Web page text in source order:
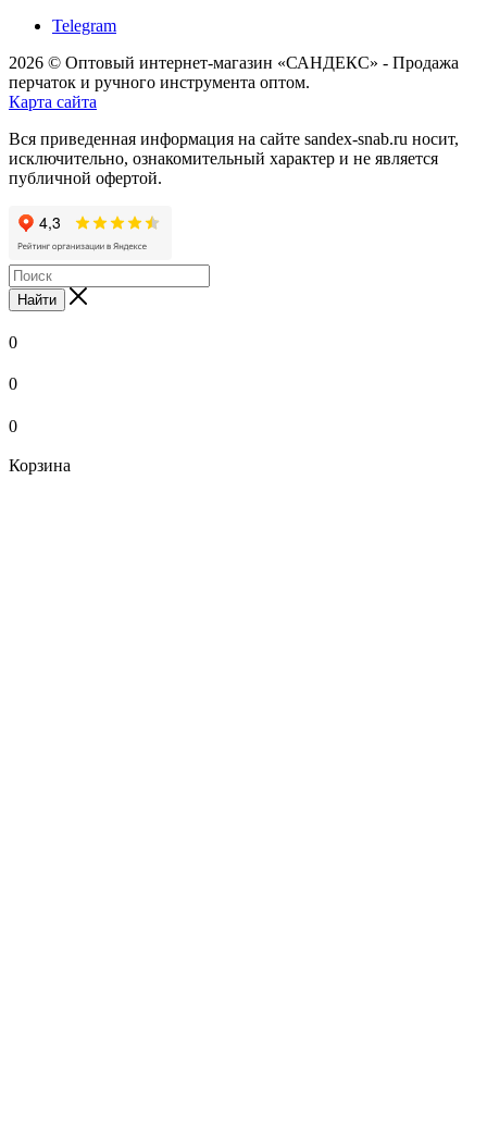
Telegram
2026 © Оптовый интернет-магазин «САНДЕКС» - Продажа
перчаток и ручного инструмента оптом.
Карта сайта
Вся приведенная информация на сайте sandex-snab.ru носит,
исключительно, ознакомительный характер и не является
публичной офертой.
Найти
0
0
0
Корзина